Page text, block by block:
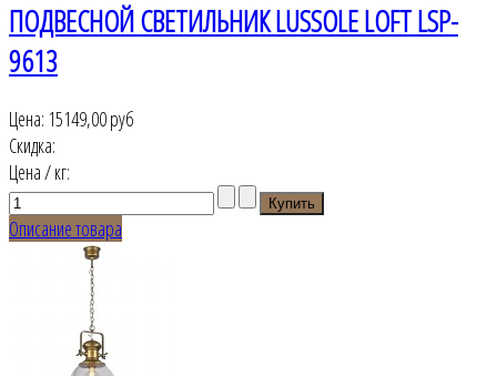
ПОДВЕСНОЙ СВЕТИЛЬНИК LUSSOLE LOFT LSP-
9613
Цена: 15149,00 руб
Скидка:
Цена / кг:
Описание товара